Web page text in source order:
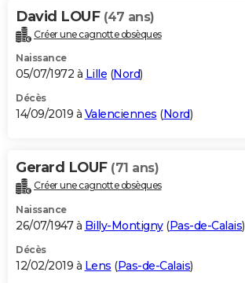
David LOUF (47 ans)
Créer une cagnotte obsèques
Naissance
05/07/1972 à Lille (Nord)
Décès
14/09/2019 à Valenciennes (Nord)
Gerard LOUF (71 ans)
Créer une cagnotte obsèques
Naissance
26/07/1947 à Billy-Montigny(Pas-de-Calais)
Décès
12/02/2019 à Lens (Pas-de-Calais)